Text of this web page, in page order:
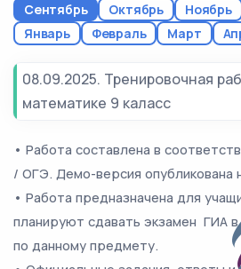
Сентябрь Октябрь Ноябрь
Январь
Февраль Март
08.09.2025. Тренировочная
математике 9 каласс
• Работа составлена в
/ ОГЭ. Демо-версия опубликована
• Работа предназначена для
планируют сдавать экзамен ГИА
по данному предмету.